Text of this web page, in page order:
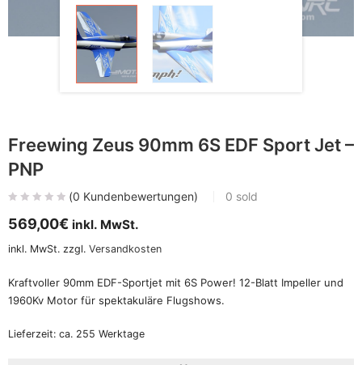
Freewing Zeus 90mm 6S EDF Sport Jet –
PNP
(0 Kundenbewertungen) 0 sold
569,00€ inkl. MwSt.
inkl. MwSt. zzgl. Versandkosten
Kraftvoller 90mm EDF-Sportjet mit 6S Power! 12-Blatt Impeller und
1960Kv Motor für spektakuläre Flugshows.
Lieferzeit: ca. 255 Werktage